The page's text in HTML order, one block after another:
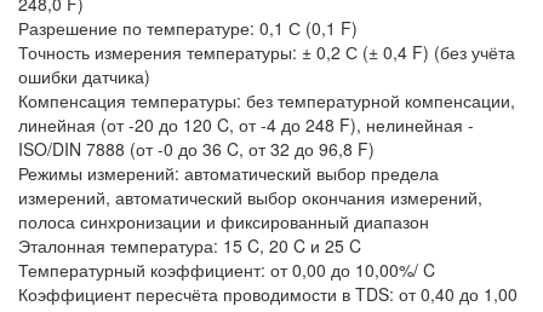
Разрешение по температуре: 0,1 С (0,1 F)
Точность измерения температуры: ± 0,2 С (± 0,4 F) (без учёта
ошибки датчика)
Компенсация температуры: без температурной компенсации,
линейная (от -20 до 120 C, от -4 до 248 F), нелинейная -
ISO/DIN 7888 (от -0 до 36 C, от 32 до 96,8 F)
Режимы измерений: автоматический выбор предела
измерений, автоматический выбор окончания измерений,
полоса синхронизации и фиксированный диапазон
Эталонная температура: 15 C, 20 C и 25 C
Температурный коэффициент: от 0,00 до 10,00%/ C
Коэффициент пересчёта проводимости в TDS: от 0,40 до 1,00